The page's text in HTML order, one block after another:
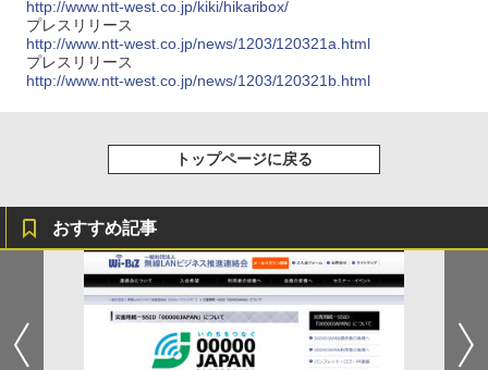
http://www.ntt-west.co.jp/kiki/hikaribox/
プレスリリース
http://www.ntt-west.co.jp/news/1203/120321a.html
プレスリリース
http://www.ntt-west.co.jp/news/1203/120321b.html
トップページに戻る
おすすめ記事